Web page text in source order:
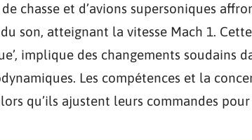
chasse et d’avions supersoniques
son, atteignant la vitesse Mach 1.
implique des changements soudains
Les compétences et la
qu’ils ajustent leurs commandes